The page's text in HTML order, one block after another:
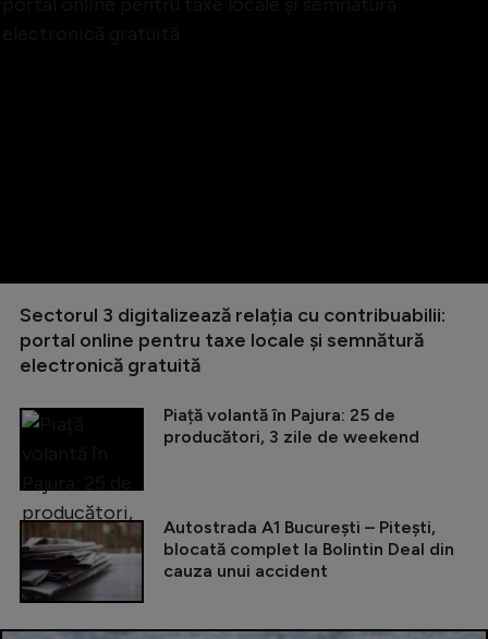
Sectorul 3 digitalizează relația cu contribuabilii:
portal online pentru taxe locale și semnătură
electronică gratuită
Piață volantă în Pajura: 25 de
producători, 3 zile de weekend
Autostrada A1 București – Pitești,
blocată complet la Bolintin Deal din
cauza unui accident